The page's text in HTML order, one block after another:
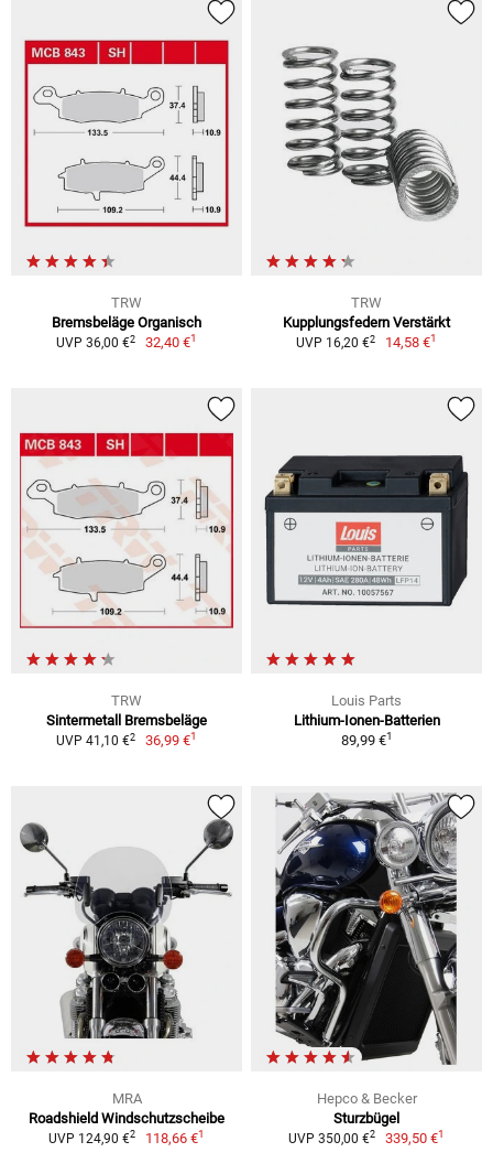
TRW
Bremsbeläge Organisch
UVP 36,00 €2 32,40 €1
TRW
Kupplungsfedern Verstärkt
UVP 16,20 €2 14,58 €1
TRW
Sintermetall Bremsbeläge
UVP 41,10 €2 36,99 €1
Louis Parts
Lithium-Ionen-Batterien
89,99 €1
MRA
Roadshield Windschutzscheibe
UVP 124,90 €2 118,66 €1
Hepco & Becker
Sturzbügel
UVP 350,00 €2 339,50 €1